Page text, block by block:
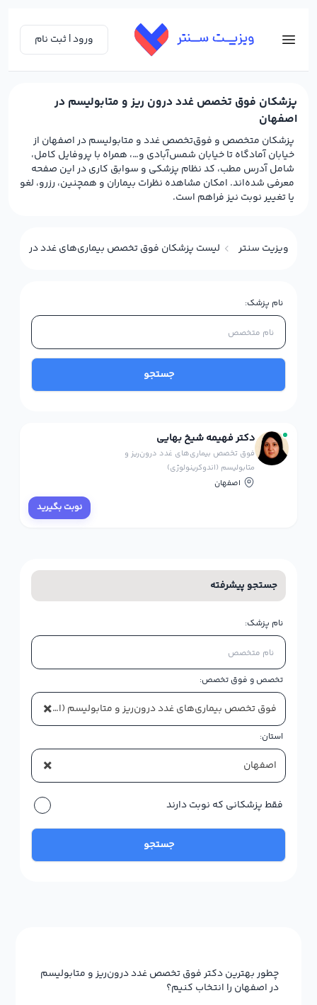
ورود | ثبت نام
پزشکان فوق تخصص غدد درون ریز و متابولیسم در
اصفهان
پزشکان متخصص و فوق‌تخصص غدد و متابولیسم در اصفهان از
خیابان آمادگاه تا خیابان شمس‌آبادی و…، همراه با پروفایل کامل،
شامل آدرس مطب، کد نظام پزشکی و سوابق کاری در این صفحه
معرفی شده‌اند. امکان مشاهده نظرات بیماران و همچنین، رزرو، لغو
یا تغییر نوبت نیز فراهم است.
ویزیت سنتر لیست پزشکان فوق تخصص بیماری‌های غدد درون‌ریز و
نام پزشک:
جستجو
دکتر فهیمه شیخ بهایی
فوق تخصص بیماری‌های غدد درون‌ریز و
متابولیسم (اندوکرینولوژی)
اصفهان
نوبت بگیرید
جستجو پیشرفته
نام پزشک:
تخصص و فوق تخصص:
× فوق تخصص بیماری‌های غدد درون‌ریز و متابولیسم (اندوکرینولوژی)
استان:
× اصفهان
فقط پزشکانی که نوبت دارند
جستجو
چطور بهترین دکتر فوق تخصص غدد درون‌ریز و متابولیسم
در اصفهان را انتخاب کنیم؟